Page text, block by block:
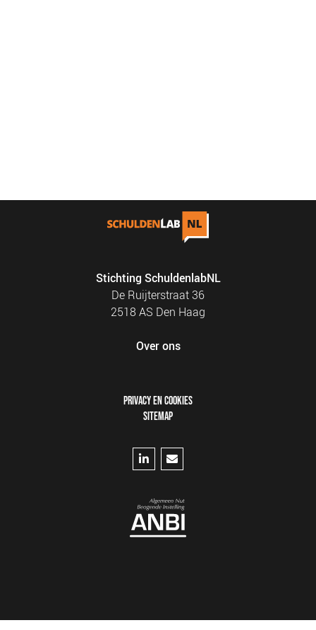
Stichting SchuldenlabNL
De Ruijterstraat 36
2518 AS Den Haag
Over ons
PRIVACY EN COOKIES
SITEMAP